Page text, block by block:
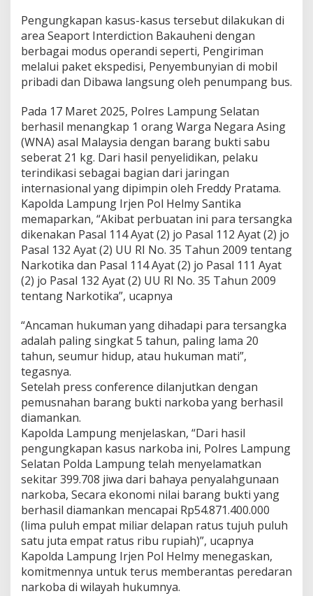
h
k
a
n
B
B
S
n
l
a
i
R
p
5
4
,
8
M
i
Pengungkapan kasus-kasus tersebut dilakukan di
area Seaport Interdiction Bakauheni dengan
berbagai modus operandi seperti, Pengiriman
melalui paket ekspedisi, Penyembunyian di mobil
pribadi dan Dibawa langsung oleh penumpang bus.
Pada 17 Maret 2025, Polres Lampung Selatan
berhasil menangkap 1 orang Warga Negara Asing
(WNA) asal Malaysia dengan barang bukti sabu
seberat 21 kg. Dari hasil penyelidikan, pelaku
terindikasi sebagai bagian dari jaringan
internasional yang dipimpin oleh Freddy Pratama.
Kapolda Lampung Irjen Pol Helmy Santika
memaparkan, “Akibat perbuatan ini para tersangka
dikenakan Pasal 114 Ayat (2) jo Pasal 112 Ayat (2) jo
Pasal 132 Ayat (2) UU RI No. 35 Tahun 2009 tentang
Narkotika dan Pasal 114 Ayat (2) jo Pasal 111 Ayat
(2) jo Pasal 132 Ayat (2) UU RI No. 35 Tahun 2009
tentang Narkotika”, ucapnya
“Ancaman hukuman yang dihadapi para tersangka
adalah paling singkat 5 tahun, paling lama 20
tahun, seumur hidup, atau hukuman mati”,
tegasnya.
Setelah press conference dilanjutkan dengan
pemusnahan barang bukti narkoba yang berhasil
diamankan.
Kapolda Lampung menjelaskan, “Dari hasil
pengungkapan kasus narkoba ini, Polres Lampung
Selatan Polda Lampung telah menyelamatkan
sekitar 399.708 jiwa dari bahaya penyalahgunaan
narkoba, Secara ekonomi nilai barang bukti yang
berhasil diamankan mencapai Rp54.871.400.000
(lima puluh empat miliar delapan ratus tujuh puluh
satu juta empat ratus ribu rupiah)”, ucapnya
Kapolda Lampung Irjen Pol Helmy menegaskan,
komitmennya untuk terus memberantas peredaran
narkoba di wilayah hukumnya.